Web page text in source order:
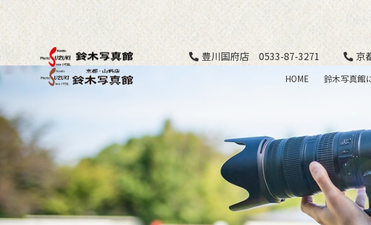
豊川国府店 0533-87-3271 京
HOME 鈴木写真館